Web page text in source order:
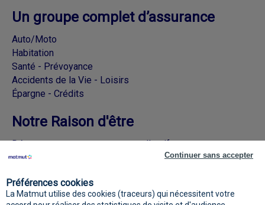
Un groupe complet d’assurance
Auto/Moto
Habitation
Santé - Prévoyance
Accidents de la Vie - Loisirs
Épargne - Crédits
Notre Raison d'être
Découvrez nos engagements collectifs
sociaux
Préférences cookies
La Matmut utilise des cookies (traceurs) qui nécessitent votre
Continuer sans accepter